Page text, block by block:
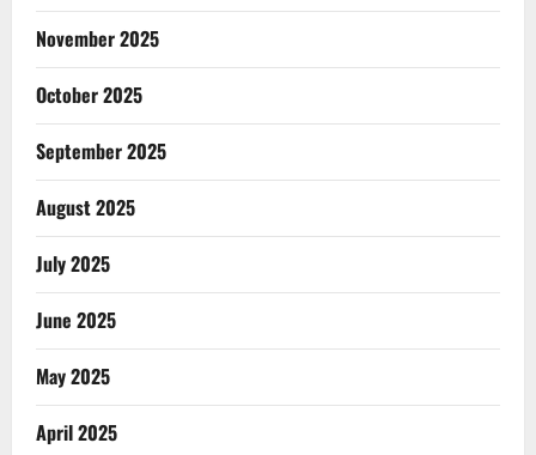
November 2025
October 2025
September 2025
August 2025
July 2025
June 2025
May 2025
April 2025